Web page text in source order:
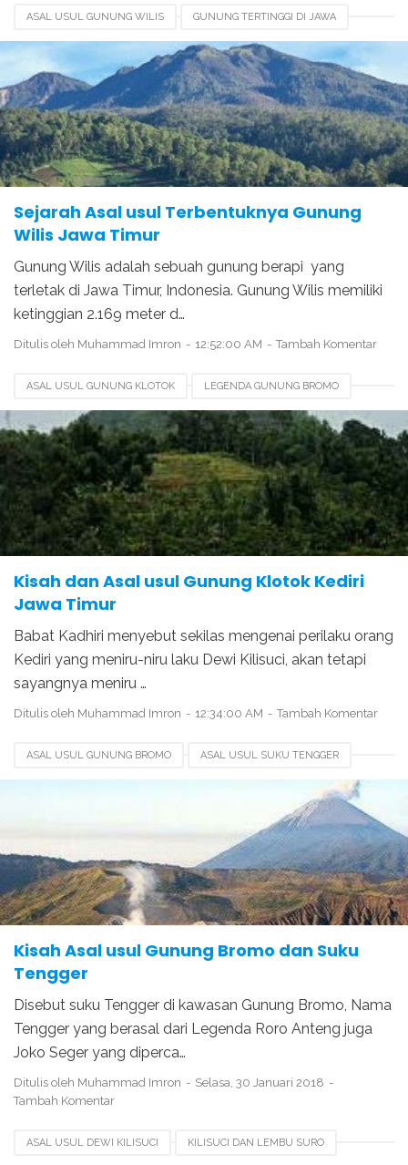
ASAL USUL GUNUNG WILIS GUNUNG TERTINGGI DI JAWA
LEGENDA GUNUNG KELUD LEGENDA GUNUNG KLOTOK
LEGENDA GUNUNG SEMERU LEGENDA GUNUNG WILIS
SEJARAH GUNUNG WILIS
Sejarah Asal usul Terbentuknya Gunung
Wilis Jawa Timur
Gunung Wilis adalah sebuah gunung berapi yang
terletak di Jawa Timur, Indonesia. Gunung Wilis memiliki
ketinggian 2.169 meter d…
Ditulis oleh Muhammad Imron 12:52:00 AM Tambah Komentar
ASAL USUL GUNUNG KLOTOK LEGENDA GUNUNG BROMO
LEGENDA GUNUNG KELUD LEGENDA GUNUNG KLOTOK
LEGENDA GUNUNG SEMERU LEGENDA PUTRI KEDIRI
SEJARAH GUNUNG KLOTOK
Kisah dan Asal usul Gunung Klotok Kediri
Jawa Timur
Babat Kadhiri menyebut sekilas mengenai perilaku orang
Kediri yang meniru-niru laku Dewi Kilisuci, akan tetapi
sayangnya meniru …
Ditulis oleh Muhammad Imron 12:34:00 AM Tambah Komentar
ASAL USUL GUNUNG BROMO ASAL USUL SUKU TENGGER
GUNUNG TERBESAR DI JAWA LEGENDA GUNUNG BROMO
LEGENDA GUNUNG SEMERU
SEJARAH GUNUNG BROMO
Kisah Asal usul Gunung Bromo dan Suku
Tengger
Disebut suku Tengger di kawasan Gunung Bromo, Nama
Tengger yang berasal dari Legenda Roro Anteng juga
Joko Seger yang diperca…
Ditulis oleh Muhammad Imron
Selasa, 30 Januari 2018
Tambah Komentar
ASAL USUL DEWI KILISUCI KILISUCI DAN LEMBU SURO